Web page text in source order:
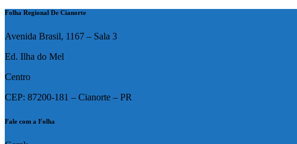
Folha Regional De Cianorte
Avenida Brasil, 1167 – Sala 3
Ed. Ilha do Mel
Centro
CEP: 87200-181 – Cianorte – PR
Fale com a Folha